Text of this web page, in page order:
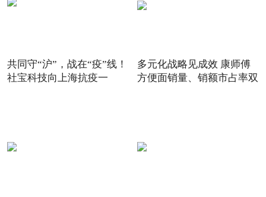
共同守“沪”，战在“疫”线！
社宝科技向上海抗疫一
多元化战略见成效 康师傅
方便面销量、销额市占率双